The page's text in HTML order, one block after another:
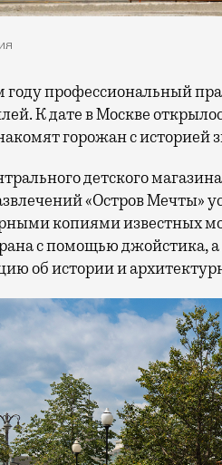
К дате в Москве
горожан с историей
детского
«Остров Мечты»
копиями известных
с помощью джойстика,
об истории и